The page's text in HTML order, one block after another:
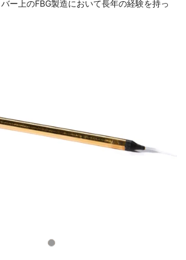
ー上のFBG製造において長年の経験を持っ